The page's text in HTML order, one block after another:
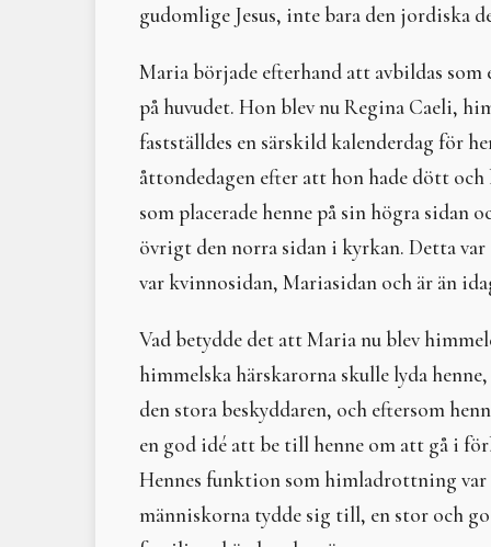
gudomlige Jesus, inte bara den jordiska
Maria började efterhand att avbildas
på huvudet. Hon blev nu Regina Caeli,
fastställdes en särskild kalenderdag för
åttondedagen efter att hon hade dött
som placerade henne på sin högra sidan
övrigt den norra sidan i kyrkan. Detta
var kvinnosidan, Mariasidan och är än
Vad betydde det att Maria nu blev
himmelska härskarorna skulle lyda
den stora beskyddaren, och eftersom
en god idé att be till henne om att gå i
Hennes funktion som himladrottning var
människorna tydde sig till, en stor och